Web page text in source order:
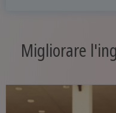
Migliorare